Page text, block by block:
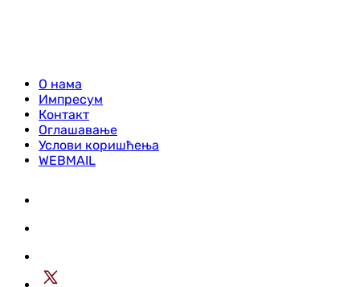
О нама
Импресум
Контакт
Оглашавање
Услови коришћења
WEBMAIL